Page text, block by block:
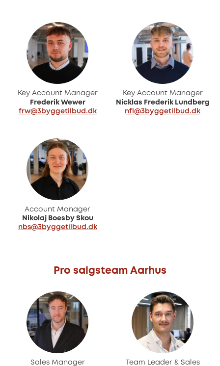
Key Account Manager
Frederik Wewer
frw@3byggetilbud.dk
Key Account Manager
Nicklas Frederik Lundberg
nfl@3byggetilbud.dk
Account Manager
Nikolaj Boesby Skou
nbs@3byggetilbud.dk
Pro salgsteam Aarhus
Sales Manager
Team Leader & Sales